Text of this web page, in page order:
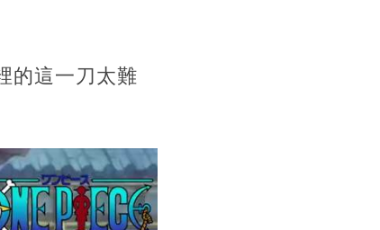
的這一刀太難